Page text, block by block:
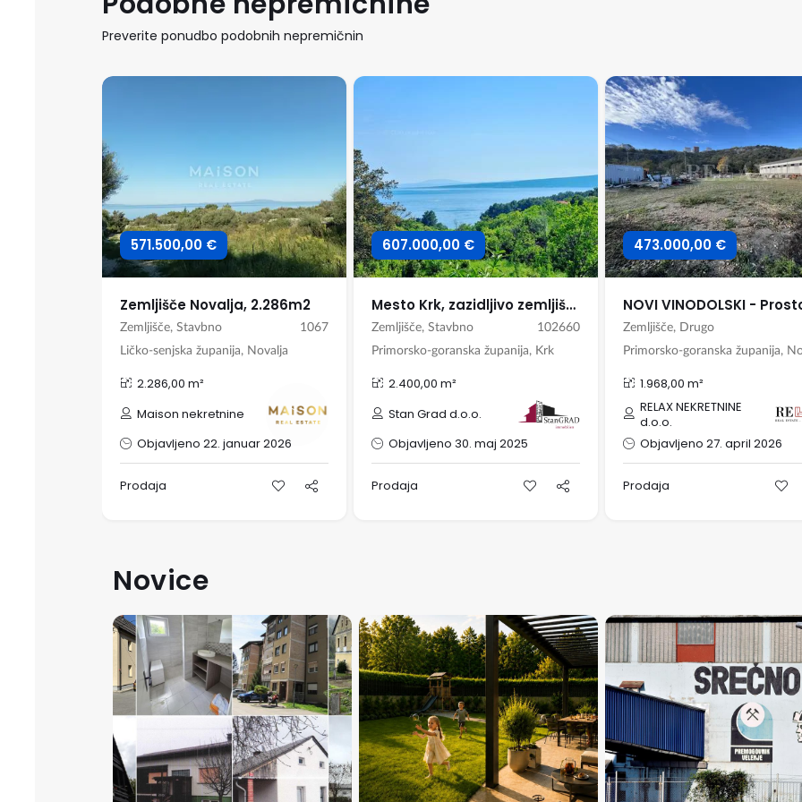
Preverite ponudbo podobnih nepremičnin
571.500,00 €
Zemljišče Novalja, 2.286m2
Zemljišče, Stavbno
1067
Ličko-senjska županija, Novalja
2.286,00 m²
Maison nekretnine
Objavljeno 22. januar 2026
Prodaja
607.000,00 €
Mesto Krk, zazidljivo zemljišče na atraktivni lokaciji!
Zemljišče, Stavbno
102660
Primorsko-goranska županija, Krk
2.400,00 m²
Stan Grad d.o.o.
Objavljeno 30. maj 2025
Prodaja
473.000,00 €
Zemljišče, Drugo
1.968,00 m²
RELAX NEKRETNINE
d.o.o.
Objavljeno 27. april 2026
Prodaja
Novice